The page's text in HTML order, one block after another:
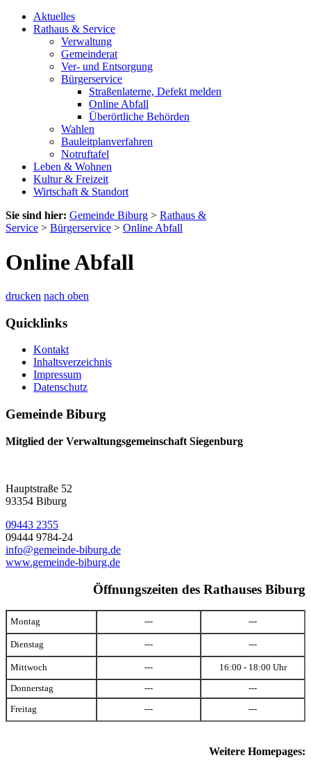
Aktuelles
Rathaus & Service
Verwaltung
Gemeinderat
Ver- und Entsorgung
Bürgerservice
Straßenlaterne, Defekt melden
Online Abfall
Überörtliche Behörden
Wahlen
Bauleitplanverfahren
Notruftafel
Leben & Wohnen
Kultur & Freizeit
Wirtschaft & Standort
Sie sind hier: Gemeinde Biburg > Rathaus &
Service > Bürgerservice > Online Abfall
Online Abfall
drucken nach oben
Quicklinks
Kontakt
Inhaltsverzeichnis
Impressum
Datenschutz
Gemeinde Biburg
Mitglied der Verwaltungsgemeinschaft Siegenburg
Hauptstraße 52
93354 Biburg
09443 2355
09444 9784-24
info@gemeinde-biburg.de
www.gemeinde-biburg.de
Öffnungszeiten des Rathauses Biburg
Montag --- ---
Dienstag --- ---
Mittwoch --- 16:00 - 18:00 Uhr
Donnerstag --- ---
Freitag --- ---
Weitere Homepages: